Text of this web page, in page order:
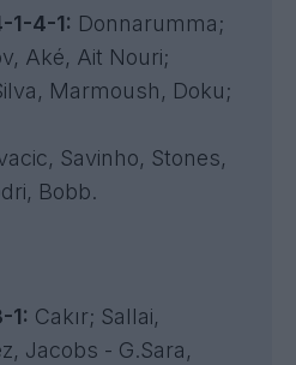
1-4-1: Donnarumma;
Aké, Ait Nouri;
Marmoush, Doku;
Savinho, Stones,
Bobb.
1: Cakır; Sallai,
Jacobs - G.Sara,